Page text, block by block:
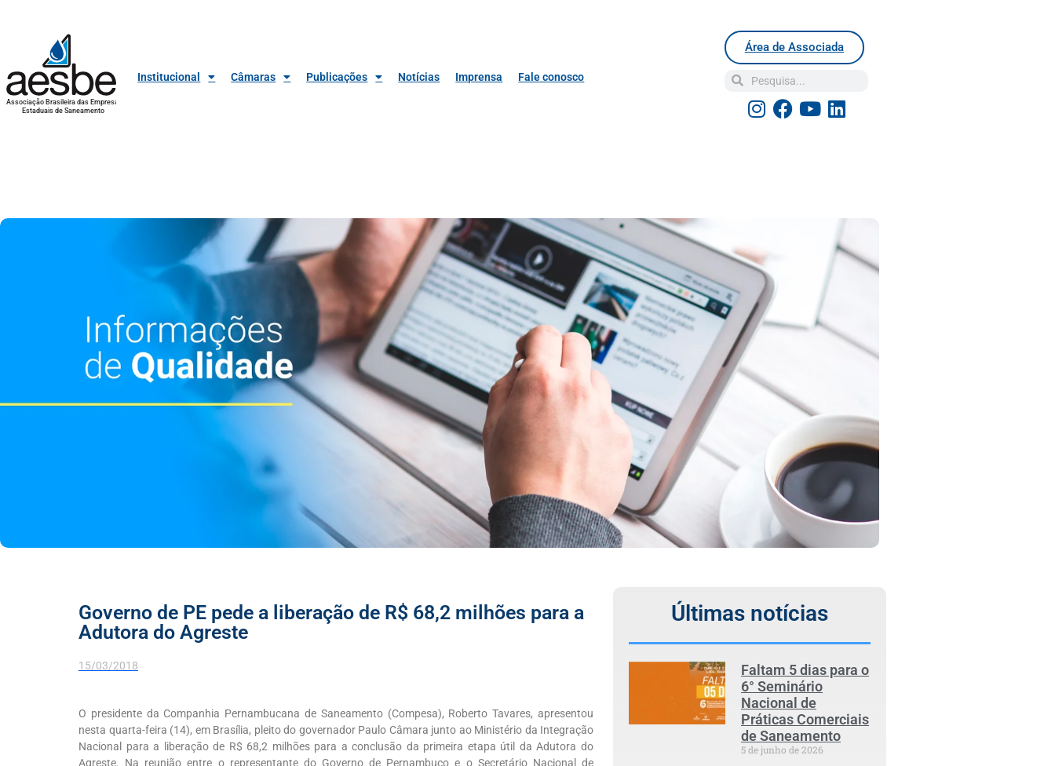
Associação Brasileira das Empresas
Estaduais de Saneamento
Institucional Câmaras Publicações Notícias Imprensa Fale conosco
Área de Associada
Governo de PE pede a liberação de R$ 68,2 milhões para a
Adutora do Agreste
15/03/2018
O presidente da Companhia Pernambucana de Saneamento (Compesa), Roberto Tavares, apresentou
nesta quarta-feira (14), em Brasília, pleito do governador Paulo Câmara junto ao Ministério da Integração
Nacional para a liberação de R$ 68,2 milhões para a conclusão da primeira etapa útil da Adutora do
Agreste. Na reunião entre o representante do Governo de Pernambuco e o Secretário Nacional de
Últimas notícias
Faltam 5 dias para o
6° Seminário
Nacional de
Práticas Comerciais
de Saneamento
5 de junho de 2026